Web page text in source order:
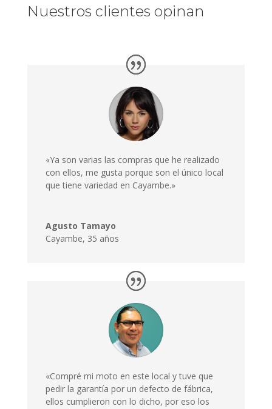
Nuestros clientes opinan
«Ya son varias las compras que he realizado
con ellos, me gusta porque son el único local
que tiene variedad en Cayambe.»
Agusto Tamayo
Cayambe, 35 años
«Compré mi moto en este local y tuve que
pedir la garantía por un defecto de fábrica,
ellos cumplieron con lo dicho, por eso los